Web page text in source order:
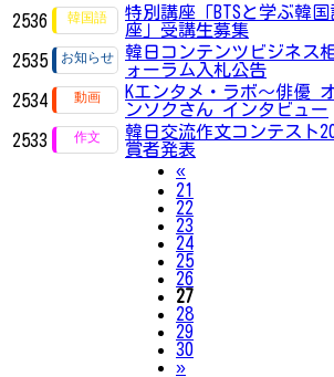
2536
特別講座「BTSと学ぶ韓国
座」受講生募集
2535
韓日コンテンツビジネス
ォーラム入札公告
2534
Kエンタメ・ラボ～俳優
ンソクさん インタビュー
2533
韓日交流作文コンテスト
賞者発表
«Previous
21
22
23
24
25
26
27
28
29
30
»Next